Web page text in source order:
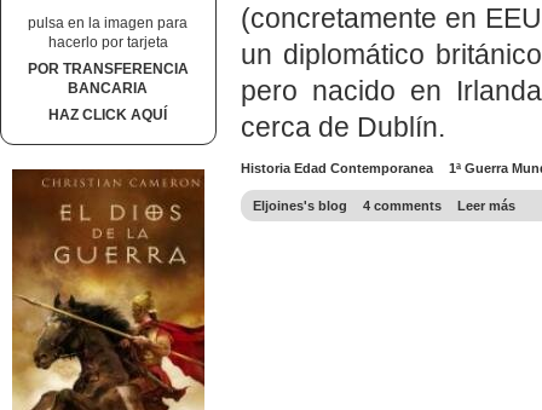
pulsa en la imagen para
hacerlo por tarjeta
POR TRANSFERENCIA
BANCARIA
HAZ CLICK AQUÍ
(concretamente en
un diplomático
pero nacido en
cerca de Dublín.
Historia Edad Contemporanea 1ª Guerra
Eljoines's blog 4 comments Leer más